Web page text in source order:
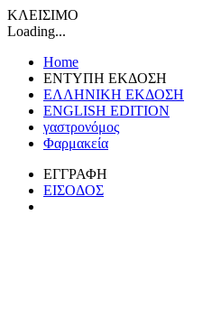
ΚΛΕΙΣΙΜΟ
Loading...
Home
ΕΝΤΥΠΗ ΕΚΔΟΣΗ
ΕΛΛΗΝΙΚΗ ΕΚΔΟΣΗ
ENGLISH EDITION
γαστρονόμος
Φαρμακεία
ΕΓΓΡΑΦΗ
ΕΙΣΟΔΟΣ